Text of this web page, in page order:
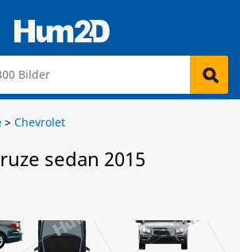
> Chevrolet
sedan 2015